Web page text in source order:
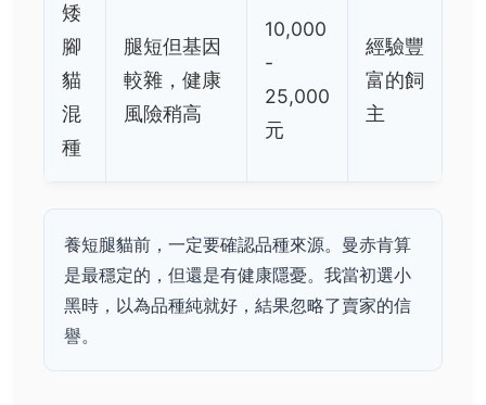
矮
腳
貓
混
種
腿短但基因
較雜，健康
風險稍高
10,000
-
25,000
元
經驗豐
富的飼
主
養短腿貓前，一定要確認品種來源。曼赤肯算
是最穩定的，但還是有健康隱憂。我當初選小
黑時，以為品種純就好，結果忽略了賣家的信
譽。